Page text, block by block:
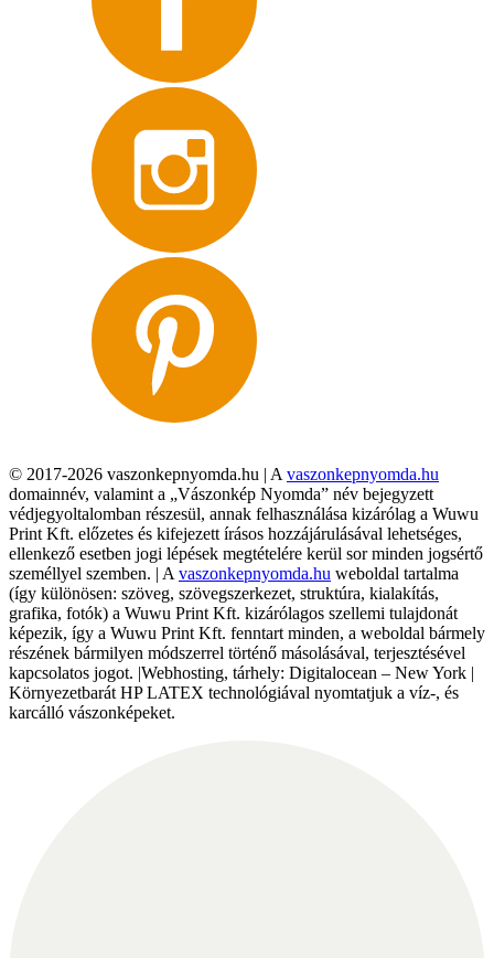
© 2017-2026 vaszonkepnyomda.hu | A vaszonkepnyomda.hu
domainnév, valamint a „Vászonkép Nyomda” név bejegyzett
védjegyoltalomban részesül, annak felhasználása kizárólag a Wuwu
Print Kft. előzetes és kifejezett írásos hozzájárulásával lehetséges,
ellenkező esetben jogi lépések megtételére kerül sor minden jogsértő
személlyel szemben. | A vaszonkepnyomda.hu weboldal tartalma
(így különösen: szöveg, szövegszerkezet, struktúra, kialakítás,
grafika, fotók) a Wuwu Print Kft. kizárólagos szellemi tulajdonát
képezik, így a Wuwu Print Kft. fenntart minden, a weboldal bármely
részének bármilyen módszerrel történő másolásával, terjesztésével
kapcsolatos jogot. |Webhosting, tárhely: Digitalocean – New York |
Környezetbarát HP LATEX technológiával nyomtatjuk a víz-, és
karcálló vászonképeket.